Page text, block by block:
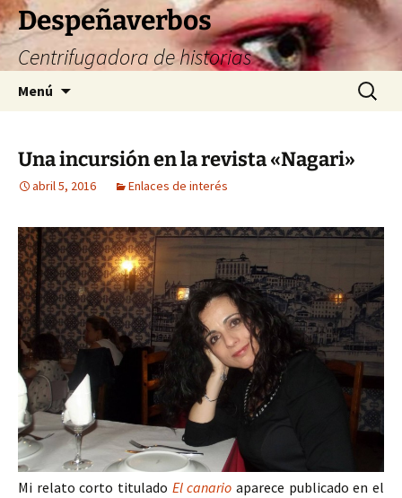
Saltar
al
contenido
Despeñaverbos
Centrifugadora de historias
Menú Buscar:
Una incursión en la revista «Nagari»
abril 5, 2016 Enlaces de interés
Mi relato corto titulado El canario aparece publicado en el